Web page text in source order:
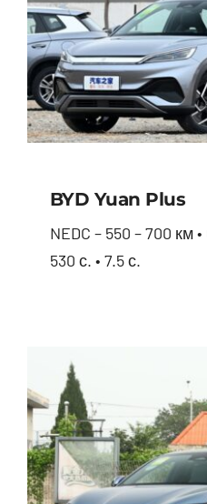
BYD Yuan Plus
NEDC – 550 – 700 км
530 с. • 7.5 с.